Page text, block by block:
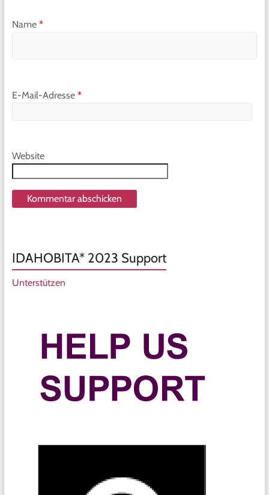
Name *
E-Mail-Adresse *
Website
IDAHOBITA* 2023 Support
Unterstützen